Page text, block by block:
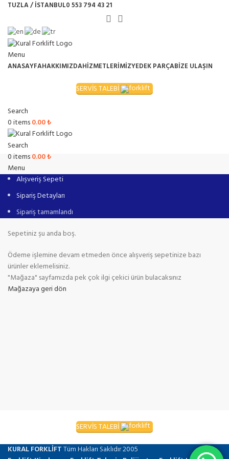
TUZLA / İSTANBUL0 553 794 43 21
Menu
ANASAYFAHAKKIMIZDAHİZMETLERİMİZYEDEK PARÇABİZE ULAŞIN
SERVİS TALEBİ
Search
0items0.00₺
Search
0items0.00₺
Menu
Alışveriş Sepeti
Sipariş Detayları
Sipariş tamamlandı
Sepetiniz şu anda boş.
Ödeme işlemine devam etmeden önce alışveriş sepetinize bazı
ürünler eklemelisiniz.
"Mağaza" sayfamızda pek çok ilgi çekici ürün bulacaksınız
Mağazaya geri dön
SERVİS TALEBİ
KURAL FORKLİFTTüm Hakları Saklıdır2005